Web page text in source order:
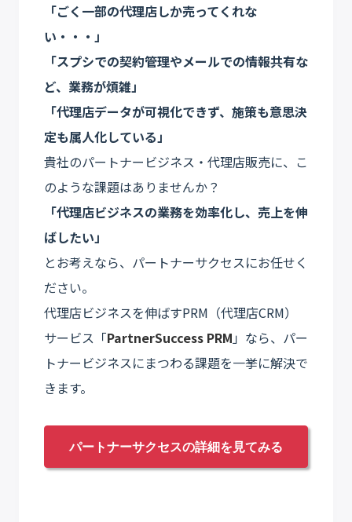
「ごく一部の代理店しか売ってくれな
い・・・」
「スプシでの契約管理やメールでの情報共有な
ど、業務が煩雑」
「代理店データが可視化できず、施策も意思決
定も属人化している」
貴社のパートナービジネス・代理店販売に、こ
のような課題はありませんか？
「代理店ビジネスの業務を効率化し、売上を伸
ばしたい」
とお考えなら、パートナーサクセスにお任せく
ださい。
代理店ビジネスを伸ばすPRM（代理店CRM）
サービス「PartnerSuccess PRM 」なら、パー
トナービジネスにまつわる課題を一挙に解決で
きます。
パートナーサクセスの詳細を見てみる